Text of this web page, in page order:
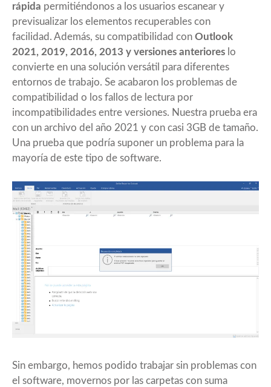
rápida permitiéndonos a los usuarios escanear y
previsualizar los elementos recuperables con
facilidad. Además, su compatibilidad con Outlook
2021, 2019, 2016, 2013 y versiones anteriores lo
convierte en una solución versátil para diferentes
entornos de trabajo. Se acabaron los problemas de
compatibilidad o los fallos de lectura por
incompatibilidades entre versiones. Nuestra prueba era
con un archivo del año 2021 y con casi 3GB de tamaño.
Una prueba que podría suponer un problema para la
mayoría de este tipo de software.
Sin embargo, hemos podido trabajar sin problemas con
el software, movernos por las carpetas con suma